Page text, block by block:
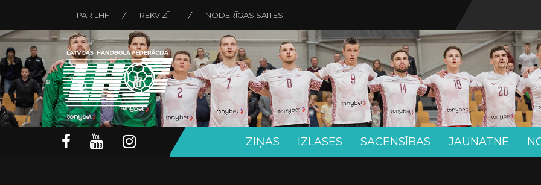
PAR LHF REKVIZĪTI NODERĪGAS SAITES
ZIŅAS IZLASES SACENSĪBAS JAUNATNE